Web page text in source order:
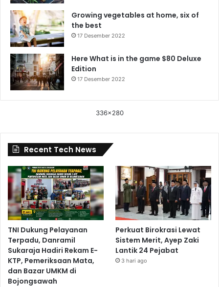
Growing vegetables at home, six of
the best
17 Desember 2022
Here What is in the game $80 Deluxe
Edition
17 Desember 2022
336x280
Recent Tech News
TNI Dukung Pelayanan
Terpadu, Danramil
Sukaraja Hadiri Rekam E-
KTP, Pemeriksaan Mata,
dan Bazar UMKM di
Bojongsawah
Perkuat Birokrasi Lewat
Sistem Merit, Ayep Zaki
Lantik 24 Pejabat
3 hari ago